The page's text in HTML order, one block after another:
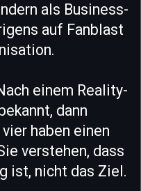
als Business-
auf Fanblast
einem Reality-
dann
haben einen
verstehen, dass
ist, nicht das Ziel.